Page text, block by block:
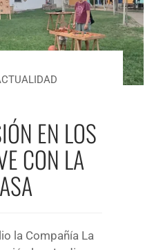
EN LOS
CON LA
la Compañía La